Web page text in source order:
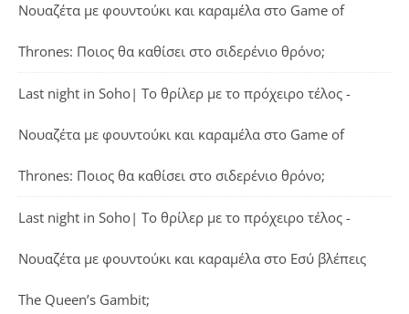
Νουαζέτα με φουντούκι και καραμέλα στο Game of
Thrones: Ποιος θα καθίσει στο σιδερένιο θρόνο;
Last night in Soho| Το θρίλερ με το πρόχειρο τέλος -
Νουαζέτα με φουντούκι και καραμέλα στο Game of
Thrones: Ποιος θα καθίσει στο σιδερένιο θρόνο;
Last night in Soho| Το θρίλερ με το πρόχειρο τέλος -
Νουαζέτα με φουντούκι και καραμέλα στο Εσύ βλέπεις
The Queen’s Gambit;